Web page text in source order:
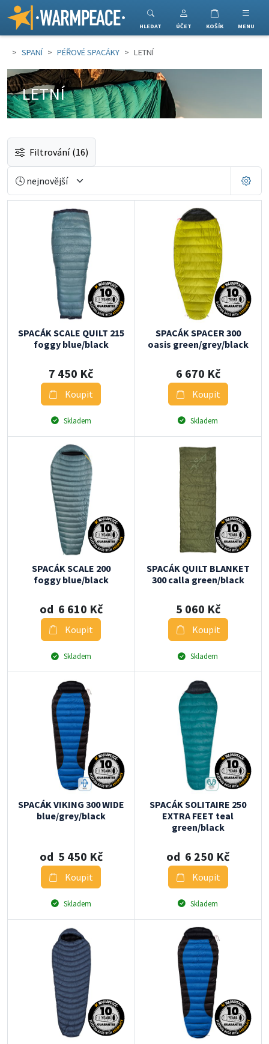
Warmpeace
HLEDAT ÚČET KOŠÍK MENU
SPANÍ PÉŘOVÉ SPACÁKY LETNÍ
LETNÍ
Filtrování (16)
SPACÁK SCALE QUILT 215
foggy blue/black
7 450 Kč
Koupit
Skladem
SPACÁK SPACER 300
oasis green/grey/black
6 670 Kč
Koupit
Skladem
SPACÁK SCALE 200
foggy blue/black
od 6 610 Kč
Koupit
Skladem
SPACÁK QUILT BLANKET
300 calla green/black
5 060 Kč
Koupit
Skladem
SPACÁK VIKING 300 WIDE
blue/grey/black
od 5 450 Kč
Koupit
Skladem
SPACÁK SOLITAIRE 250
EXTRA FEET teal
green/black
od 6 250 Kč
Koupit
Skladem